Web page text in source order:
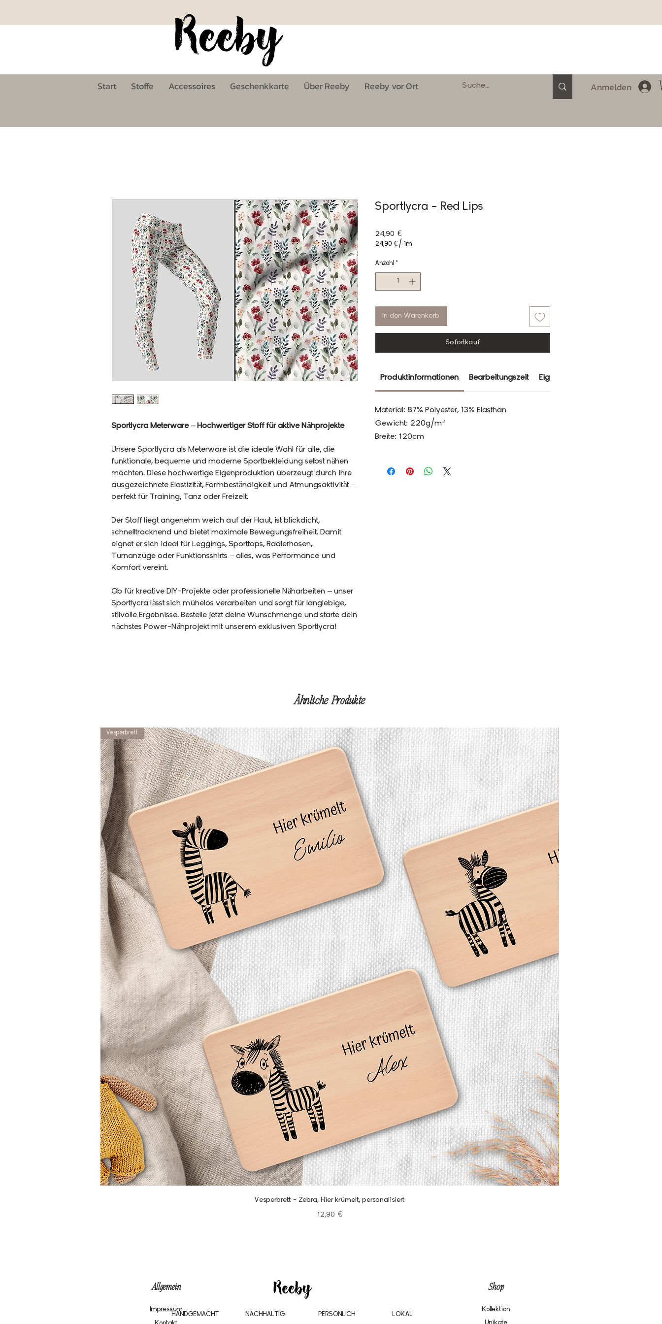
Start Stoffe Accessoires Geschenkkarte Über Reeby Reeby vor Ort Anmelden
Sportlycra Meterware – Hochwertiger Stoff für aktive Nähprojekte
Unsere Sportlycra als Meterware ist die ideale Wahl für alle, die
funktionale, bequeme und moderne Sportbekleidung selbst nähen
möchten. Diese hochwertige Eigenproduktion überzeugt durch ihre
ausgezeichnete Elastizität, Formbeständigkeit und Atmungsaktivität –
perfekt für Training, Tanz oder Freizeit.
Der Stoff liegt angenehm weich auf der Haut, ist blickdicht,
schnelltrocknend und bietet maximale Bewegungsfreiheit. Damit
eignet er sich ideal für Leggings, Sporttops, Radlerhosen,
Turnanzüge oder Funktionsshirts – alles, was Performance und
Komfort vereint.
Ob für kreative DIY-Projekte oder professionelle Näharbeiten – unser
Sportlycra lässt sich mühelos verarbeiten und sorgt für langlebige,
stilvolle Ergebnisse. Bestelle jetzt deine Wunschmenge und starte dein
nächstes Power-Nähprojekt mit unserem exklusiven Sportlycra!
Sportlycra - Red Lips
24,90 €Preis
24,90 € / 1m
pro
1
Anzahl *
In den Warenkorb
Sofortkauf
Produktinformationen Bearbeitungszeit Eigenschaften
Material: 87% Polyester, 13% Elasthan
Gewicht: 220g/m²
Breite: 120cm
Ähnliche Produkte
Schnellansicht
Vesperbrett
Vesperbrett - Zebra, Hier krümelt, personalisiert
Preis
12,90 €
Allgemein
Impressum
HANDGEMACHT NACHHALTIG PERSÖNLICH LOKAL
Shop
Unikate
Kollektion